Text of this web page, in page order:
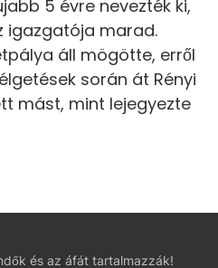
5 évre nevezték ki,
igazgatója marad.
áll mögötte, erről
során át Rényi
mást, mint lejegyezte
és az áfát tartalmazzák!